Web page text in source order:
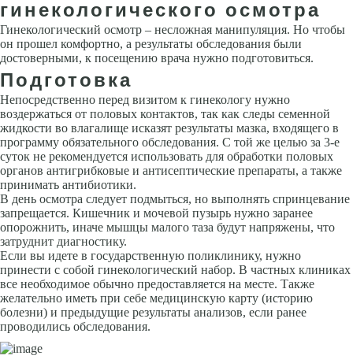
гинекологического осмотра
Гинекологический осмотр – несложная манипуляция. Но чтобы
он прошел комфортно, а результаты обследования были
достоверными, к посещению врача нужно подготовиться.
Подготовка
Непосредственно перед визитом к гинекологу нужно
воздержаться от половых контактов, так как следы семенной
жидкости во влагалище исказят результаты мазка, входящего в
программу обязательного обследования. С той же целью за 3-е
суток не рекомендуется использовать для обработки половых
органов антигрибковые и антисептические препараты, а также
принимать антибиотики.
В день осмотра следует подмыться, но выполнять спринцевание
запрещается. Кишечник и мочевой пузырь нужно заранее
опорожнить, иначе мышцы малого таза будут напряжены, что
затруднит диагностику.
Если вы идете в государственную поликлинику, нужно
принести с собой гинекологический набор. В частных клиниках
все необходимое обычно предоставляется на месте. Также
желательно иметь при себе медицинскую карту (историю
болезни) и предыдущие результаты анализов, если ранее
проводились обследования.